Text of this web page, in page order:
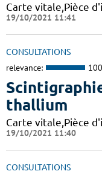
Carte vitale,Pièce
19/10/2021 11:41
CONSULTATIONS
relevance:
thallium
Carte vitale,Pièce
19/10/2021 11:40
CONSULTATIONS